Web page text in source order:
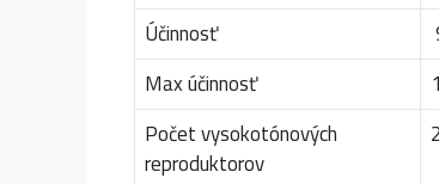
Účinnosť
Max účinnosť
Počet vysokotónových
reproduktorov
2